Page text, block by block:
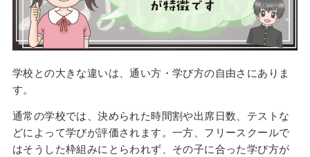
学校との大きな違いは、通い方・学び方の自由さにありま
す。
通常の学校では、決められた時間割や出席日数、テストな
どによって学びが評価されます。一方、フリースクールで
はそうした枠組みにとらわれず、その子に合った学び方が